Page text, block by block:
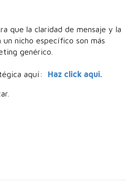
que la claridad de mensaje y la
nicho específico son más
genérico.
aquí: Haz click aqui.